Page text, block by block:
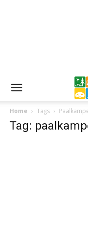
Home Tags
Tag: